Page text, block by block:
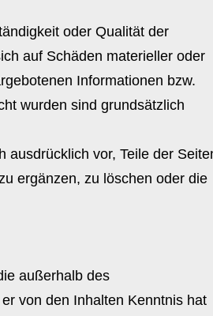
oder Qualität der
auf Schäden materieller oder
Informationen bzw.
wurden sind grundsätzlich
ausdrücklich vor, Teile der
ergänzen, zu löschen oder die
außerhalb des
von den Inhalten Kenntnis hat